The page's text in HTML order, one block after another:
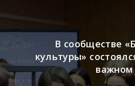
В сообществе
культуры»
важном